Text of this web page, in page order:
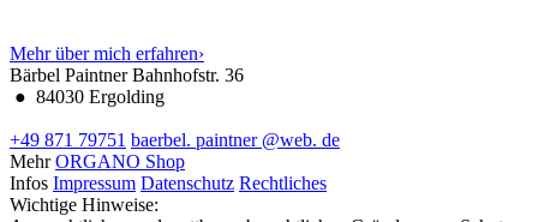
Mehr über mich erfahren›
Bärbel PaintnerBahnhofstr. 36
● 84030 Ergolding
+49 871 79751 baerbel. paintner @web. de
Mehr ORGANO Shop
Infos Impressum Datenschutz Rechtliches
Wichtige Hinweise: